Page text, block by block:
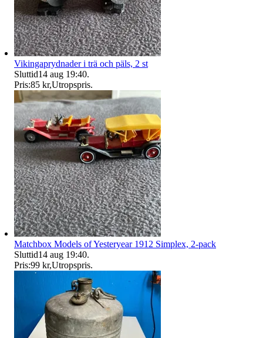
Vikingaprydnader i trä och päls, 2 st
Sluttid14 aug 19:40.
Pris:85 kr,Utropspris.
Matchbox Models of Yesteryear 1912 Simplex, 2-pack
Sluttid14 aug 19:40.
Pris:99 kr,Utropspris.